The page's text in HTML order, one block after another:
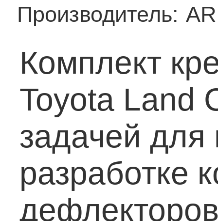
Производитель:
Комплект
Toyota Land
задачей
разработке